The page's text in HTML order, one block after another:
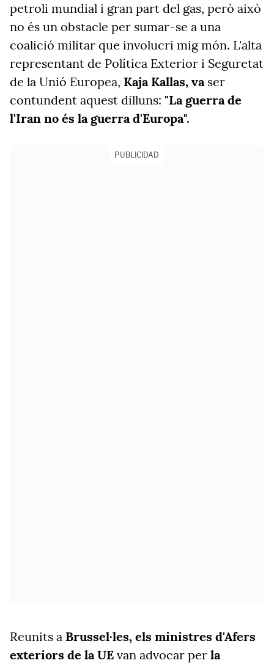
petroli mundial i gran part del gas, però això
no és un obstacle per sumar-se a una
coalició militar que involucri mig món. L'alta
representant de Política Exterior i Seguretat
de la Unió Europea, Kaja Kallas, vaser
contundent aquest dilluns: "La guerra de
l'Iran no és la guerra d'Europa".
PUBLICIDAD
Reunits a Brussel·les, els ministres d'Afers
exteriors de la UE van advocar per la